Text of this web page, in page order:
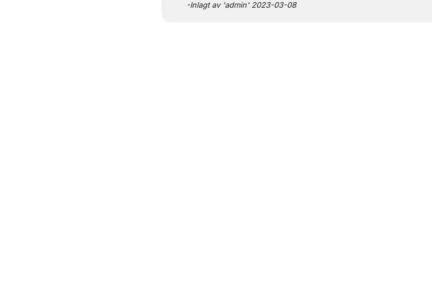
-Inlagt av 'admin' 2023-03-08